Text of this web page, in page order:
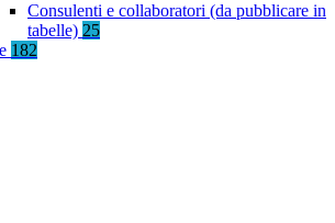
Consulenti e collaboratori (da pubblicare in
tabelle) 25
182